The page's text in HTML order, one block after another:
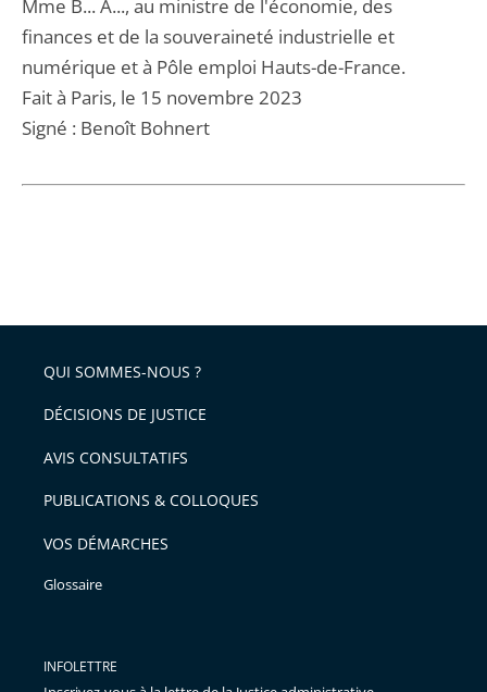
Mme B... A..., au ministre de l'économie, des
finances et de la souveraineté industrielle et
numérique et à Pôle emploi Hauts-de-France.
Fait à Paris, le 15 novembre 2023
Signé : Benoît Bohnert
QUI SOMMES-NOUS ?
DÉCISIONS DE JUSTICE
AVIS CONSULTATIFS
PUBLICATIONS & COLLOQUES
VOS DÉMARCHES
Glossaire
INFOLETTRE